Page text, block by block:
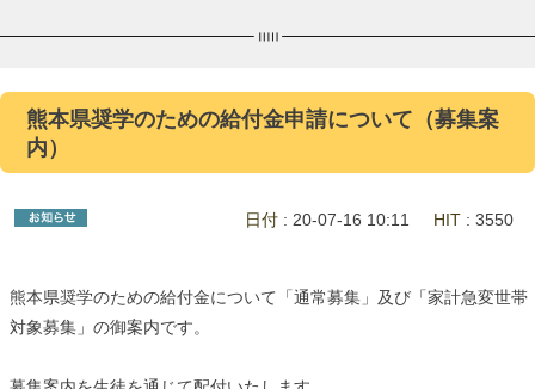
熊本県奨学のための給付金申請について（募集案
内）
日付 : 20-07-16 10:11 HIT : 3550
熊本県奨学のための給付金について「通常募集」及び「家計急変世帯
対象募集」の御案内です。